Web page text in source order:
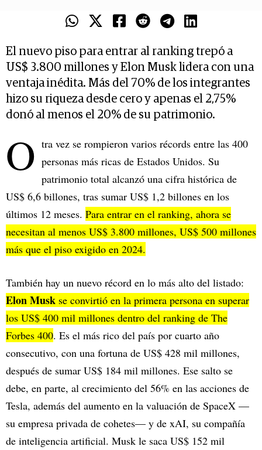
El nuevo piso para entrar al ranking trepó a
US$ 3.800 millones y Elon Musk lidera con una
ventaja inédita. Más del 70% de los integrantes
hizo su riqueza desde cero y apenas el 2,75%
donó al menos el 20% de su patrimonio.
O tra vez se rompieron varios récords entre las 400
personas más ricas de Estados Unidos. Su
patrimonio total alcanzó una cifra histórica de
US$ 6,6 billones, tras sumar US$ 1,2 billones en los
últimos 12 meses. Para entrar en el ranking, ahora se
necesitan al menos US$ 3.800 millones, US$ 500 millones
más que el piso exigido en 2024.
También hay un nuevo récord en lo más alto del listado:
Elon Musk se convirtió en la primera persona en superar
los US$ 400 mil millones dentro del ranking de The
Forbes 400. Es el más rico del país por cuarto año
consecutivo, con una fortuna de US$ 428 mil millones,
después de sumar US$ 184 mil millones. Ese salto se
debe, en parte, al crecimiento del 56% en las acciones de
Tesla, además del aumento en la valuación de SpaceX —
su empresa privada de cohetes— y de xAI, su compañía
de inteligencia artificial. Musk le saca US$ 152 mil